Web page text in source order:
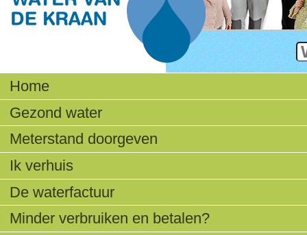
Home
Gezond water
Meterstand doorgeven
Ik verhuis
De waterfactuur
Minder verbruiken en betalen?